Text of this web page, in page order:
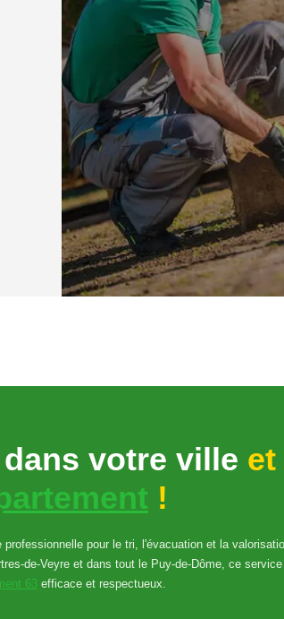
votre ville
!
professionnelle pour le tri, l'évacuation et la
de-Veyre et dans tout le Puy-de-Dôme, ce
63 efficace et respectueux.